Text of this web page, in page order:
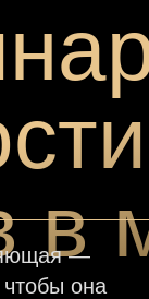
в
—
она